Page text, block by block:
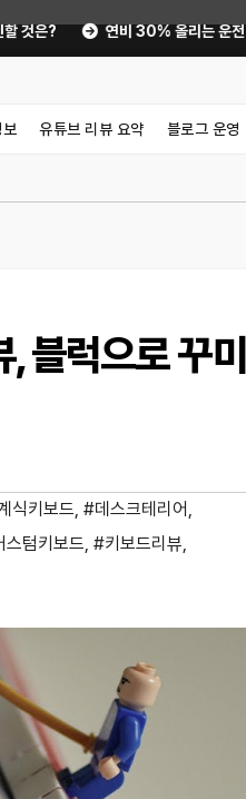
올리는 운전 습관과 타이어 공기압
유튜브 리뷰 요약 블로그 운영
럭으로 꾸미
식키보드, #데스크테리어 ,
스텀키보드, #키보드리뷰,